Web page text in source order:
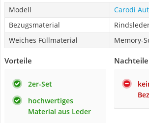
Modell
Carodi
Bezugsmaterial
Weiches Füllmaterial
Memory-
Vorteile
2er-Set
hochwertiges
Material aus Leder
Nachteile